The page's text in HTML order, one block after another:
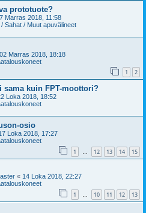
prototuote?
Marras 2018, 11:58
Sahat / Muut apuvälineet
02 Marras 2018, 18:18
1 2
sama kuin FPT-moottori?
Loka 2018, 18:52
osio
Loka 2018, 17:27
1 … 12 13 14 15
« 14 Loka 2018, 22:27
1 … 10 11 12 13